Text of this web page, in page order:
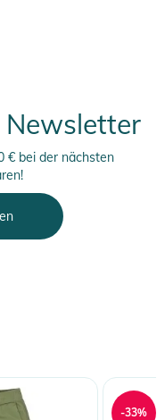
Newsletter
€ bei der nächsten
-33%